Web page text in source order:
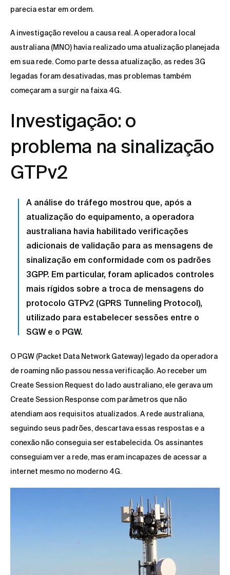
parecia estar em ordem.
A investigação revelou a causa real. A operadora local
australiana (MNO) havia realizado uma atualização planejada
em sua rede. Como parte dessa atualização, as redes 3G
legadas foram desativadas, mas problemas também
começaram a surgir na faixa 4G.
Investigação: o
problema na sinalização
GTPv2
A análise do tráfego mostrou que, após a
atualização do equipamento, a operadora
australiana havia habilitado verificações
adicionais de validação para as mensagens de
sinalização em conformidade com os padrões
3GPP. Em particular, foram aplicados controles
mais rígidos sobre a troca de mensagens do
protocolo GTPv2 (GPRS Tunneling Protocol),
utilizado para estabelecer sessões entre o
SGW e o PGW.
O PGW (Packet Data Network Gateway) legado da operadora
de roaming não passou nessa verificação. Ao receber um
Create Session Request do lado australiano, ele gerava um
Create Session Response com parâmetros que não
atendiam aos requisitos atualizados. A rede australiana,
seguindo seus padrões, descartava essas respostas e a
conexão não conseguia ser estabelecida. Os assinantes
conseguiam ver a rede, mas eram incapazes de acessar a
internet mesmo no moderno 4G.